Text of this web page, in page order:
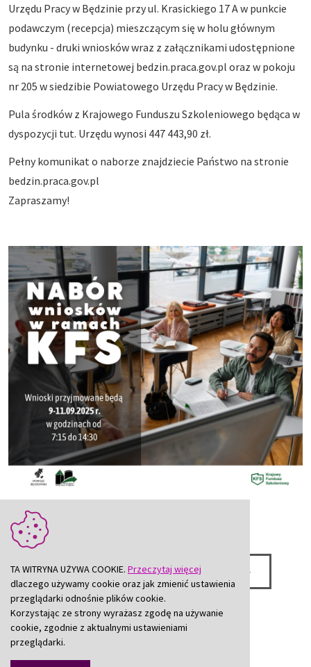
TA WITRYNA UŻYWA COOKIE. Przeczytaj więcej
dlaczego używamy cookie oraz jak zmienić ustawienia
przeglądarki odnośnie plików cookie.
Korzystając ze strony wyrażasz zgodę na używanie
cookie, zgodnie z aktualnymi ustawieniami
przeglądarki.
Urzędu Pracy w Będzinie przy ul. Krasickiego 17 A w punkcie
podawczym (recepcja) mieszczącym się w holu głównym
budynku - druki wniosków wraz z załącznikami udostępnione
są na stronie internetowej bedzin.praca.gov.pl oraz w pokoju
nr 205 w siedzibie Powiatowego Urzędu Pracy w Będzinie.
Pula środków z Krajowego Funduszu Szkoleniowego będąca w
dyspozycji tut. Urzędu wynosi 447 443,90 zł.
Pełny komunikat o naborze znajdziecie Państwo na stronie
bedzin.praca.gov.pl
Zapraszamy!
poprzednia wszystkie wiadomości
następna
drukuj